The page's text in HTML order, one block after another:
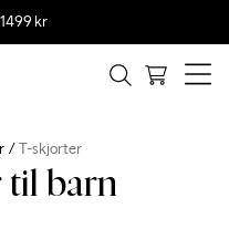
kr
T-skjorter
barn